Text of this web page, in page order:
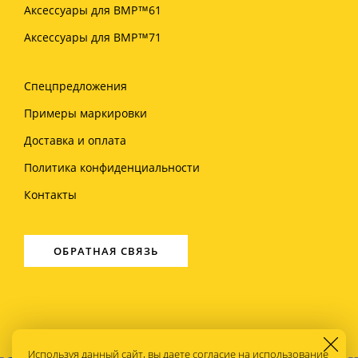
Аксессуары для BMP™61
Аксессуары для BMP™71
Спецпредложения
Примеры маркировки
Доставка и оплата
Политика конфиденциальности
Контакты
ОБРАТНАЯ СВЯЗЬ
Используя данный сайт, вы даете согласие на использование